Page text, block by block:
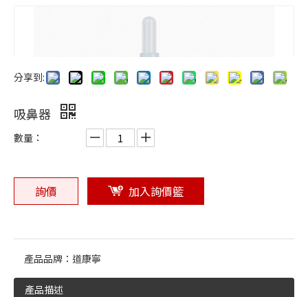
旭喬橡膠關注 CHINAPLAS 2025
為什麼選用食品級矽膠？國際認證與安全標準解讀
耐高溫矽膠 VS 耐油橡膠，該如何選擇？
橡膠製造工藝解析：壓縮成型、射出成型、擠出成型
分享到:
吸鼻器
數量：
詢價 加入詢價籃
產品品牌： 道康寧
產品描述